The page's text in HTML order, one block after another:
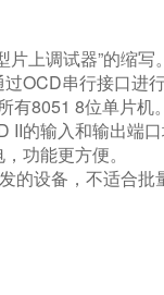
片上调试器”的缩
过OCD串行接口进
有8051 8位单片机。​
II的输入和输出端
功能更方便。​
的设备，不适合批